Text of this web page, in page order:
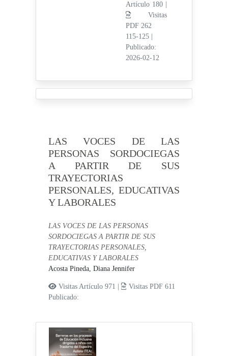
Artículo 180 |
Visitas
PDF 262
115-125
Publicado:
2026-02-12
LAS VOCES DE LAS
PERSONAS SORDOCIEGAS
A PARTIR DE SUS
TRAYECTORIAS
PERSONALES, EDUCATIVAS
Y LABORALES
LAS VOCES DE LAS PERSONAS
SORDOCIEGAS A PARTIR DE SUS
TRAYECTORIAS PERSONALES,
EDUCATIVAS Y LABORALES
Acosta Pineda, Diana Jennifer
Visitas Artículo 971 |
Visitas PDF 611
Publicado: